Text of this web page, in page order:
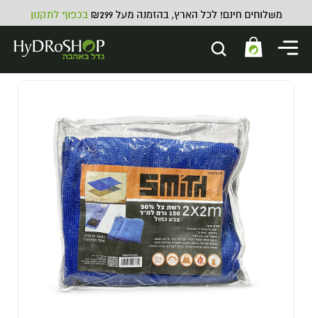
משלוחים חינם! לכל הארץ, בהזמנה מעל ₪299 בכפוף לתקנון
תריס קבוע לכניסת/יציאת אוויר - 5
צול
₪29.00
+
ADD